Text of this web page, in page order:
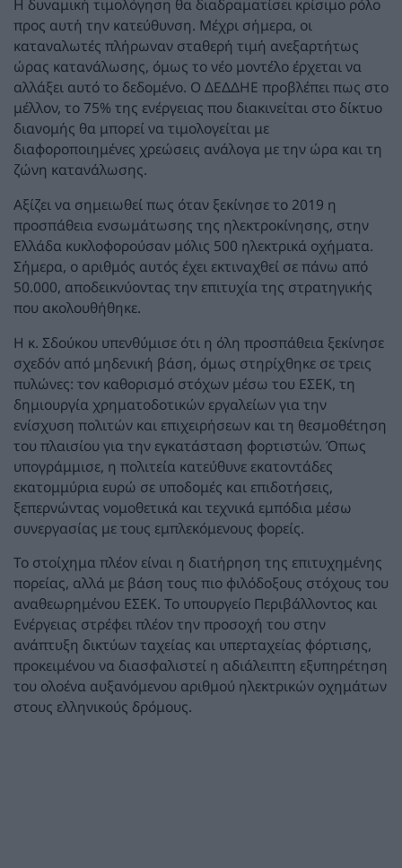
Η δυναμική τιμολόγηση θα διαδραματίσει κρίσιμο ρόλο
προς αυτή την κατεύθυνση. Μέχρι σήμερα, οι
καταναλωτές πλήρωναν σταθερή τιμή ανεξαρτήτως
ώρας κατανάλωσης, όμως το νέο μοντέλο έρχεται να
αλλάξει αυτό το δεδομένο. Ο ΔΕΔΔΗΕ προβλέπει πως στο
μέλλον, το 75% της ενέργειας που διακινείται στο δίκτυο
διανομής θα μπορεί να τιμολογείται με
διαφοροποιημένες χρεώσεις ανάλογα με την ώρα και τη
ζώνη κατανάλωσης.
Αξίζει να σημειωθεί πως όταν ξεκίνησε το 2019 η
προσπάθεια ενσωμάτωσης της ηλεκτροκίνησης, στην
Ελλάδα κυκλοφορούσαν μόλις 500 ηλεκτρικά οχήματα.
Σήμερα, ο αριθμός αυτός έχει εκτιναχθεί σε πάνω από
50.000, αποδεικνύοντας την επιτυχία της στρατηγικής
που ακολουθήθηκε.
Η κ. Σδούκου υπενθύμισε ότι η όλη προσπάθεια ξεκίνησε
σχεδόν από μηδενική βάση, όμως στηρίχθηκε σε τρεις
πυλώνες: τον καθορισμό στόχων μέσω του ΕΣΕΚ, τη
δημιουργία χρηματοδοτικών εργαλείων για την
ενίσχυση πολιτών και επιχειρήσεων και τη θεσμοθέτηση
του πλαισίου για την εγκατάσταση φορτιστών. Όπως
υπογράμμισε, η πολιτεία κατεύθυνε εκατοντάδες
εκατομμύρια ευρώ σε υποδομές και επιδοτήσεις,
ξεπερνώντας νομοθετικά και τεχνικά εμπόδια μέσω
συνεργασίας με τους εμπλεκόμενους φορείς.
Το στοίχημα πλέον είναι η διατήρηση της επιτυχημένης
πορείας, αλλά με βάση τους πιο φιλόδοξους στόχους του
αναθεωρημένου ΕΣΕΚ. Το υπουργείο Περιβάλλοντος και
Ενέργειας στρέφει πλέον την προσοχή του στην
ανάπτυξη δικτύων ταχείας και υπερταχείας φόρτισης,
προκειμένου να διασφαλιστεί η αδιάλειπτη εξυπηρέτηση
του ολοένα αυξανόμενου αριθμού ηλεκτρικών οχημάτων
στους ελληνικούς δρόμους.